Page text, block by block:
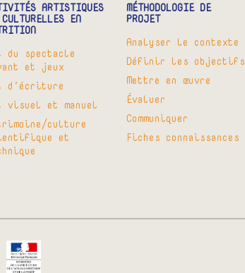
ARTISTIQUES
EN
du spectacle
et jeux
d’écriture
visuel et manuel
culture
et
MÉTHODOLOGIE DE
PROJET
Analyser le contexte
Définir les objectifs
Mettre en œuvre
Évaluer
Communiquer
Fiches connaissances